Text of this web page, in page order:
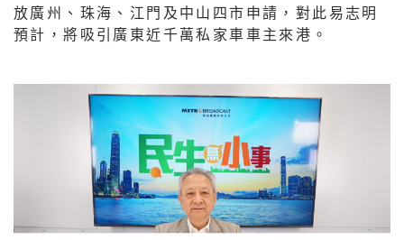
放廣州、珠海、江門及中山四市申請，對此易志明
預計，將吸引廣東近千萬私家車車主來港。